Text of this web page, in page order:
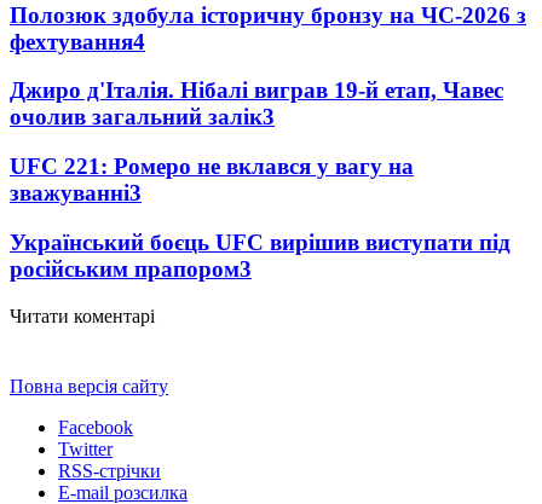
Полозюк здобула історичну бронзу на ЧС-2026 з
фехтування4
Джиро д'Італія. Нібалі виграв 19-й етап, Чавес
очолив загальний залік3
UFC 221: Ромеро не вклався у вагу на
зважуванні3
Український боєць UFC вирішив виступати під
російським прапором3
Читати коментарі
Повна версія сайту
Facebook
Twitter
RSS-стрічки
E-mail розсилка